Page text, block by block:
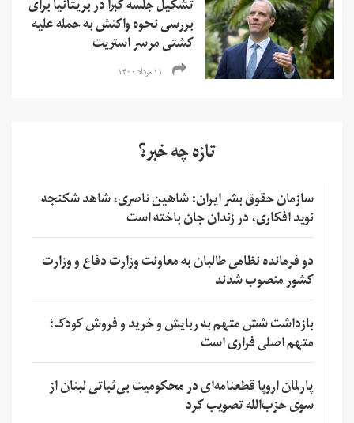
تشکیل جلسه کبرا در بریتانیا برای
بررسی نحوه واکنش به حمله علیه
کشتی مرسر استریت
۱۱ مرداد ۱۴۰۰
تازه چه خبر؟
سازمان حقوق بشر ایران: شاهین ناصری، شاهد شکنجه
نوید افکاری، در زندان جان باخته است
دو فرمانده نظامی طالبان به معاونت وزارت دفاع و وزارت
کشور منصوب شدند
بازداشت شش متهم به ربایش و خرید و فروش کودک؛
متهم اصلی فراری است
پارلمان اروپا قطعنامه‌ای در محکومیت بی‌ثباتی لبنان از
سوی حزب‌الله تصویب کرد